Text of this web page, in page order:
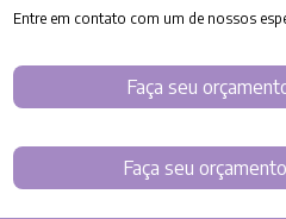
Entre em contato com um de nossos
Faça seu
Faça seu